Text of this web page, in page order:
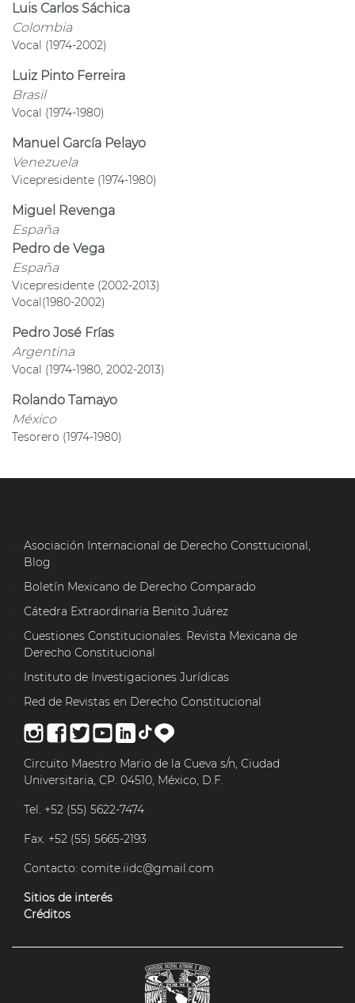
Luis Carlos Sáchica
Colombia
Vocal (1974-2002)
Luiz Pinto Ferreira
Brasil
Vocal (1974-1980)
Manuel García Pelayo
Venezuela
Vicepresidente (1974-1980)
Miguel Revenga
España
Pedro de Vega
España
Vicepresidente (2002-2013)
Vocal(1980-2002)
Pedro José Frías
Argentina
Vocal (1974-1980, 2002-2013)
Rolando Tamayo
México
Tesorero (1974-1980)
Asociación Internacional de Derecho Consttucional,
Blog
Boletín Mexicano de Derecho Comparado
Cátedra Extraordinaria Benito Juárez
Cuestiones Constitucionales. Revista Mexicana de
Derecho Constitucional
Instituto de Investigaciones Jurídicas
Red de Revistas en Derecho Constitucional
Circuito Maestro Mario de la Cueva s/n, Ciudad
Universitaria, CP. 04510, México, D.F.
Tel. +52 (55) 5622-7474
Fax. +52 (55) 5665-2193
Contacto: comite.iidc@gmail.com
Sitios de interés
Créditos